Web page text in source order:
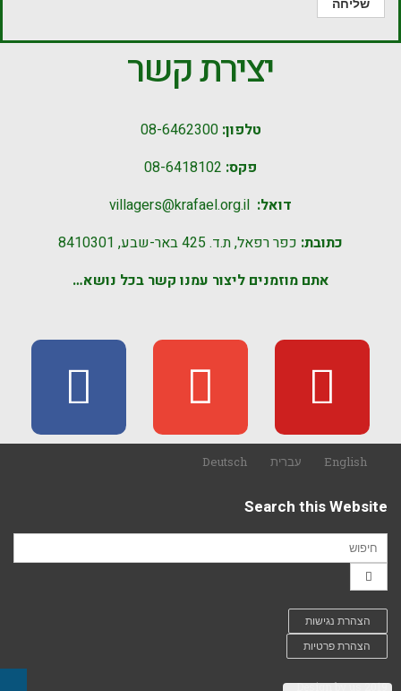
יצירת קשר
טלפון: 08-6462300
פקס:
דואל:
כתובת: כפר רפאל, ת.ד. 425 באר-שבע, 8410301
אתם מוזמנים ליצור עמנו קשר בכל נושא…
English עברית Deutsch
Search this Website
הצהרת נגישות
הצהרת פרטיות
Design by us 2019